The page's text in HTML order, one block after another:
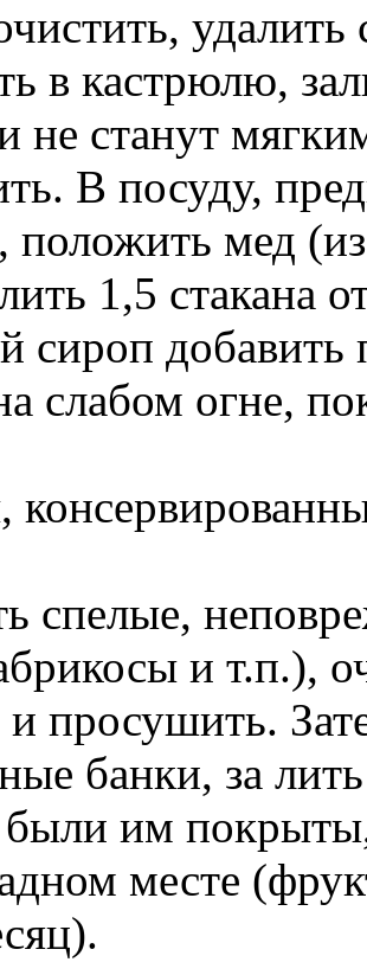
удалить
в кастрюлю,
не станут
В посуду,
положить мед
1,5 стакана
сироп добавить
слабом огне,
спелые,
и т.п.),
просушить.
банки, за
им
месте